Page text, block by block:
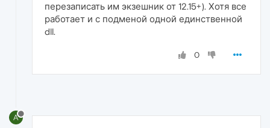
перезаписать им экзешник от 12.15+). Хотя все
работает и с подменой одной единственной
dll.
0
A